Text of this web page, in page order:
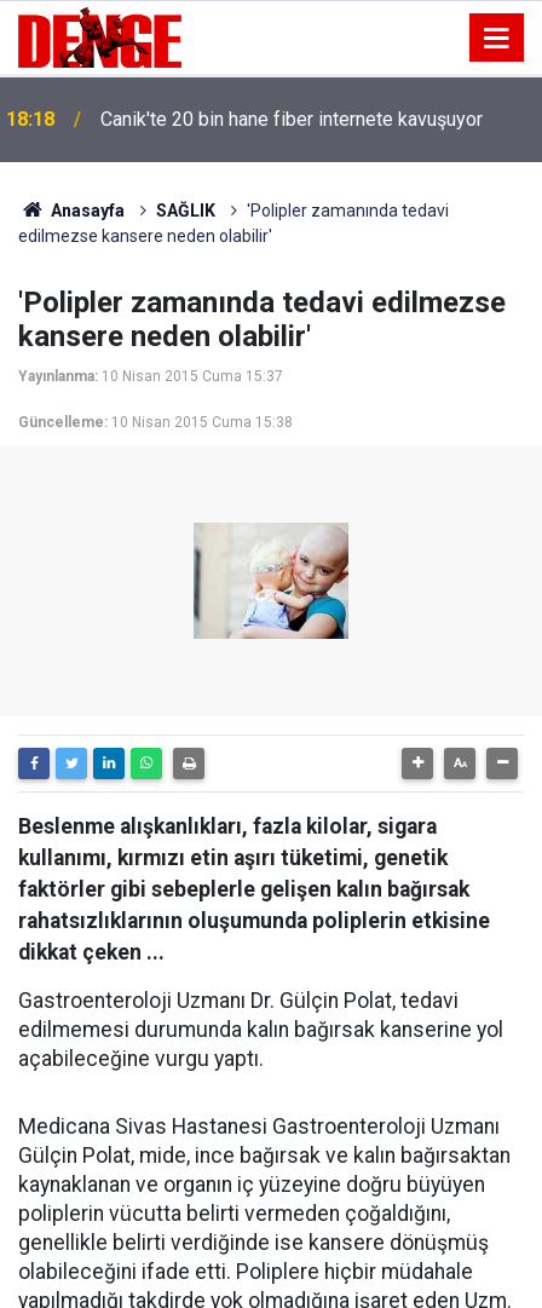
18:18 Canik'te 20 bin hane fiber internete kavuşuyor
Anasayfa SAĞLIK
'Polipler zamanında tedavi
edilmezse kansere neden olabilir'
'Polipler zamanında tedavi edilmezse
kansere neden olabilir'
Yayınlanma: 10 Nisan 2015 Cuma 15:37
Güncelleme: 10 Nisan 2015 Cuma 15:38
Beslenme alışkanlıkları, fazla kilolar, sigara
kullanımı, kırmızı etin aşırı tüketimi, genetik
faktörler gibi sebeplerle gelişen kalın bağırsak
rahatsızlıklarının oluşumunda poliplerin etkisine
dikkat çeken ...
Gastroenteroloji Uzmanı Dr. Gülçin Polat, tedavi
edilmemesi durumunda kalın bağırsak kanserine yol
açabileceğine vurgu yaptı.
Medicana Sivas Hastanesi Gastroenteroloji Uzmanı
Gülçin Polat, mide, ince bağırsak ve kalın bağırsaktan
kaynaklanan ve organın iç yüzeyine doğru büyüyen
poliplerin vücutta belirti vermeden çoğaldığını,
genellikle belirti verdiğinde ise kansere dönüşmüş
olabileceğini ifade etti. Poliplere hiçbir müdahale
yapılmadığı takdirde yok olmadığına işaret eden Uzm.